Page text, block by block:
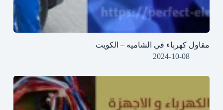
مقاول كهرباء في الشاميه – الكويت
2024-10-08